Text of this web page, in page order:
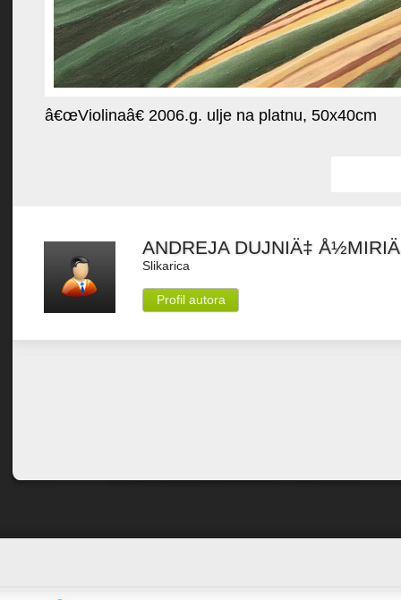
â€œViolinaâ€ 2006.g. ulje na platnu, 50x40cm
Favorit
ANDREJA DUJNIÄ‡
Slikarica
Profil autora